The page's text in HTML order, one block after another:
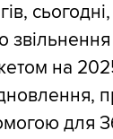
на
для